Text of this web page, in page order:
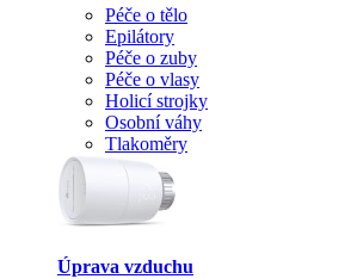
Péče o tělo
Epilátory
Péče o zuby
Péče o vlasy
Holicí strojky
Osobní váhy
Tlakoměry
Úprava vzduchu